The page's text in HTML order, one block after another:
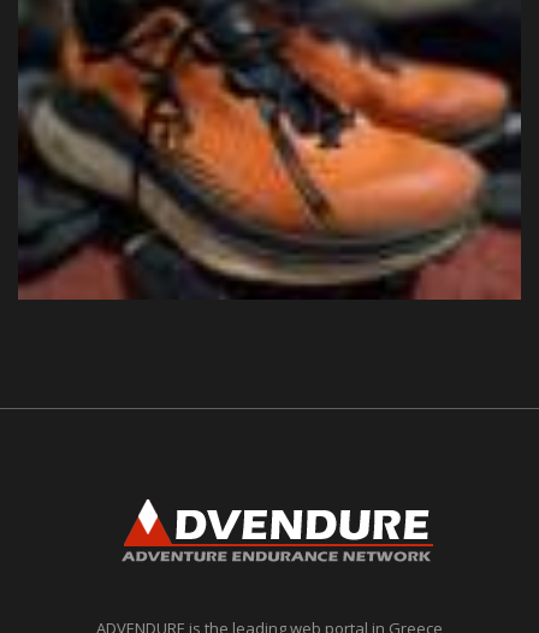
ADVENDURE is the leading web portal in Greece